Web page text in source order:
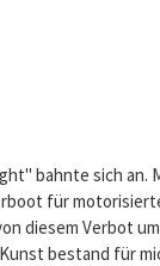
bahnte sich an.
für
diesem Verbot
bestand für